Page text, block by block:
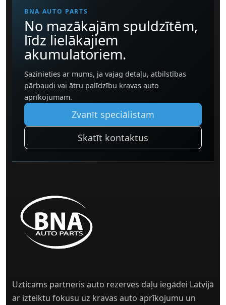
BNA AUTO PARTS
No mazākajām spuldzītēm,
līdz lielākajiem
akumulatoriem.
Sazinieties ar mums, ja vajag detaļu, atbilstības
pārbaudi vai ātru palīdzību kravas auto
aprīkojumam.
Zvanīt speciālistam
Skatīt kontaktus
Uzticams partneris auto rezerves daļu iegādei Latvijā
ar izteiktu fokusu uz kravas auto aprīkojumu un